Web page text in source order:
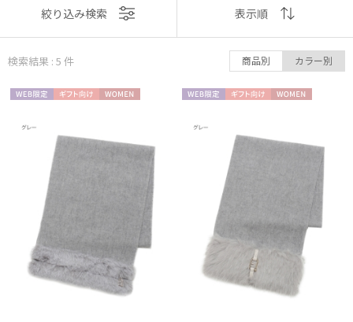
絞り込み
レディース
カテゴリー
ブランド
表示
おすすめ
価格の高い
価格の低い
人気順
売上点数順
絞り込み検索 表示順
検索結果 : 5 件 商品別 カラー別